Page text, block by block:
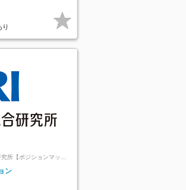
り
所【ポジションマッチ
ン